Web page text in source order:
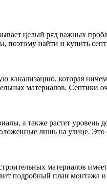
целый ряд важных
поэтому найти и купить
канализацию, которая ничем
материалов. Септики
а также растет уровень
лишь на улице.
материалов
подробный план монтажа